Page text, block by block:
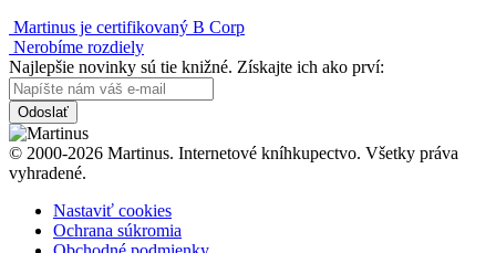
Martinus je certifikovaný B Corp
Nerobíme rozdiely
Najlepšie novinky sú tie knižné. Získajte ich ako prví:
Odoslať
© 2000-2026 Martinus. Internetové kníhkupectvo. Všetky práva
vyhradené.
Nastaviť cookies
Ochrana súkromia